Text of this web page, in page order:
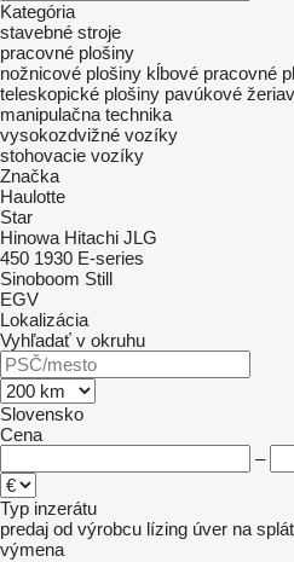
Kategória
stavebné stroje
pracovné plošiny
nožnicové plošiny kĺbové pracovné
teleskopické plošiny pavúkové
manipulačna technika
vysokozdvižné vozíky
stohovacie vozíky
Značka
Haulotte
Star
Hinowa Hitachi JLG
450 1930 E-series
Sinoboom Still
EGV
Lokalizácia
Vyhľadať v okruhu
Slovensko
Cena
–
Typ inzerátu
predaj od výrobcu lízing úver na
výmena